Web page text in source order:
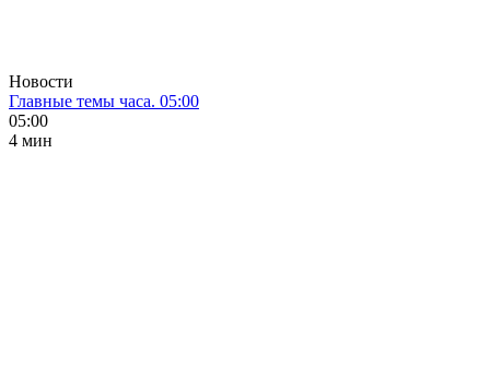
Новости
Главные темы часа. 05:00
05:00
4 мин